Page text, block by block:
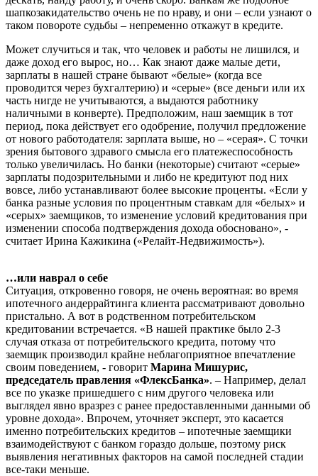
шапкозакидательство очень не по нраву, и они – если узнают о
таком повороте судьбы – непременно откажут в кредите.
Может случиться и так, что человек и работы не лишился, и
даже доход его вырос, но… Как знают даже малые дети,
зарплаты в нашей стране бывают «белые» (когда все
проводится через бухгалтерию) и «серые» (все деньги или их
часть нигде не учитываются, а выдаются работнику
наличными в конверте). Предположим, наш заемщик в тот
период, пока действует его одобрение, получил предложение
от нового работодателя: зарплата выше, но – «серая». С точки
зрения бытового здравого смысла его платежеспособность
только увеличилась. Но банки (некоторые) считают «серые»
зарплаты подозрительными и либо не кредитуют под них
вовсе, либо устанавливают более высокие проценты. «Если у
банка разные условия по процентным ставкам для «белых» и
«серых» заемщиков, то изменение условий кредитования при
изменении способа подтверждения дохода обосновано», -
считает Ирина Кажикина («Релайт-Недвижимость»).
…или наврал о себе
Ситуация, откровенно говоря, не очень вероятная: во время
ипотечного андеррайтинга клиента рассматривают довольно
пристально. А вот в родственном потребительском
кредитовании встречается. «В нашей практике было 2-3
случая отказа от потребительского кредита, потому что
заемщик производил крайне неблагоприятное впечатление
своим поведением, - говорит Марина Мишурис,
председатель правления «ФлексБанка». – Например, делал
все по указке пришедшего с ним другого человека или
выглядел явно вразрез с ранее предоставленными данными об
уровне дохода». Впрочем, уточняет эксперт, это касается
именно потребительских кредитов – ипотечные заемщики
взаимодействуют с банком гораздо дольше, поэтому риск
выявления негативных факторов на самой последней стадии
все-таки меньше.